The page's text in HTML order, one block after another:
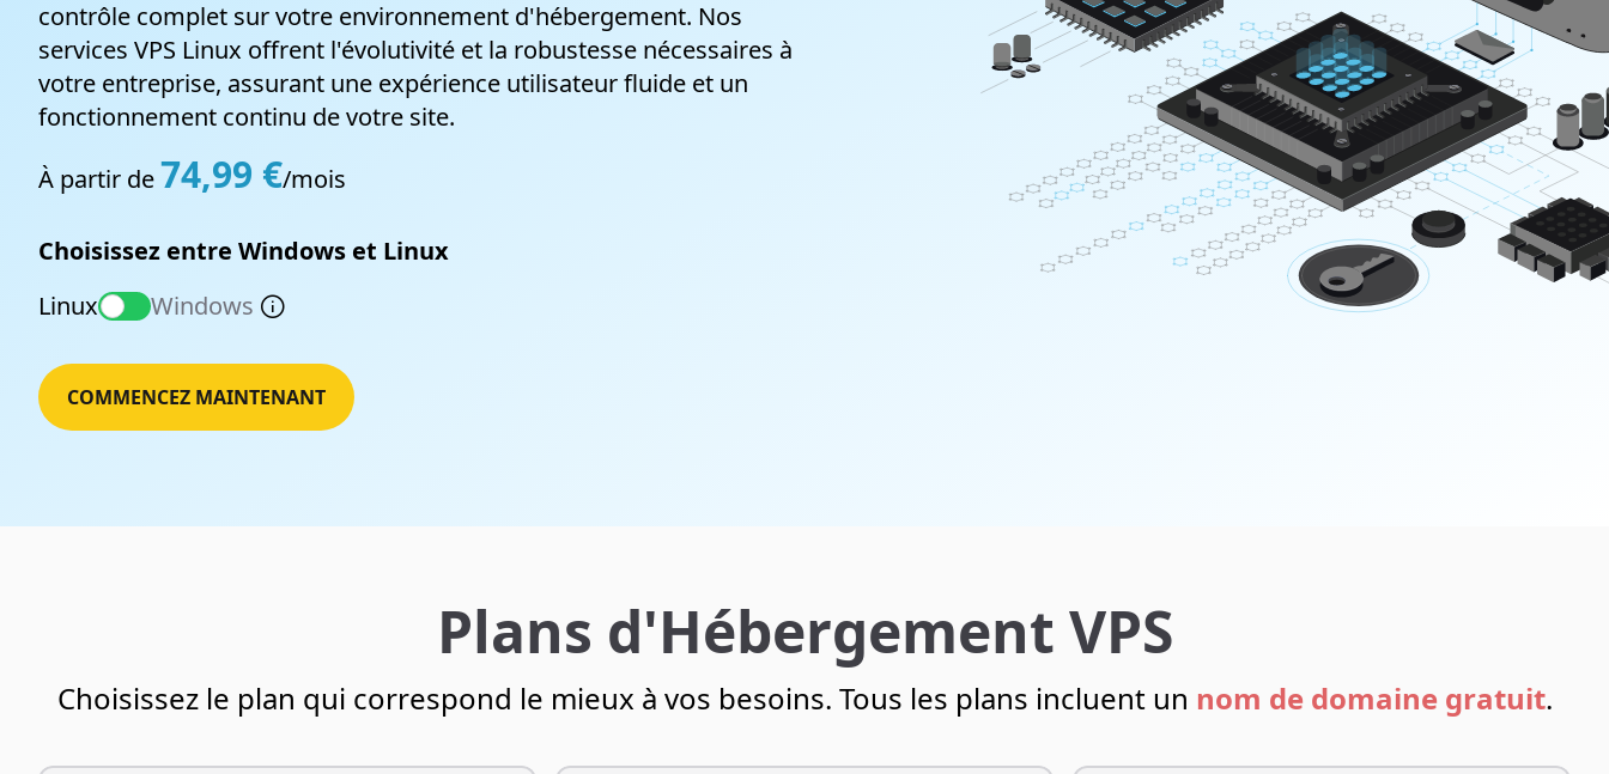
Site piraté ?
Nous nettoyons votre site et le sécurisons
Hébergement de courriels
La solution parfaite pour des comptes de
Hébergement Revendeur
Hébergez le site Web de vos clients sans avoir
à gérer tous les aspects techniques
Noms de domaine
Vérifiez la disponibilité d'un nom de domaine
web québécois.
contrôle complet sur votre environnement d'hébergement. Nos
services VPS Linux offrent l'évolutivité et la robustesse nécessaires à
votre entreprise, assurant une expérience utilisateur fluide et un
fonctionnement continu de votre site.
À partir de74,99 €/mois
Choisissez entre Windows et Linux
Linux
Windows
COMMENCEZ MAINTENANT
Plans d'Hébergement VPS
Choisissez le plan qui correspond le mieux à vos besoins. Tous les plans incluent un nom de domaine gratuit.